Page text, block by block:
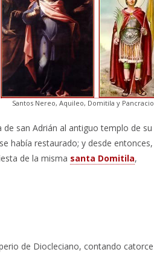
Santos Nereo, Aquileo, Domitila y Pancracio
san Adrián al antiguo templo de su
había restaurado; y desde entonces,
de la misma santa Domitila,
de Diocleciano, contando catorce